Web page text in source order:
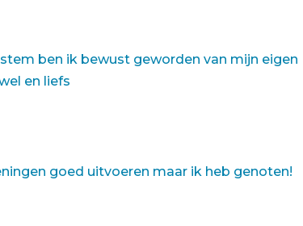
ben ik bewust geworden van mijn eigen
en liefs
goed uitvoeren maar ik heb genoten!